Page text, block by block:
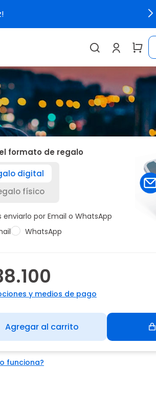
formato de regalo
digital
físico
enviarlo por Email o WhatsApp
WhatsApp
y medios de pago
Agregar al carrito
funciona?